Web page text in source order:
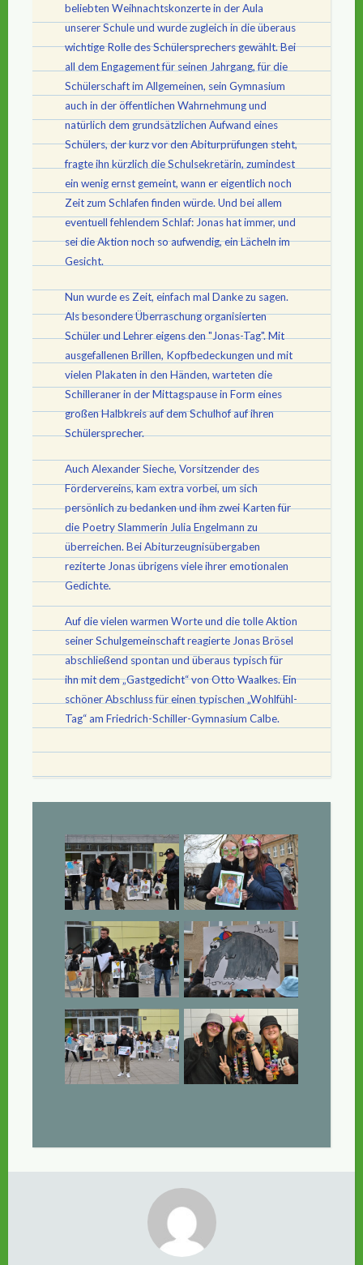
beliebten Weihnachtskonzerte in der Aula
unserer Schule und wurde zugleich in die überaus
wichtige Rolle des Schülersprechers gewählt. Bei
all dem Engagement für seinen Jahrgang, für die
Schülerschaft im Allgemeinen, sein Gymnasium
auch in der öffentlichen Wahrnehmung und
natürlich dem grundsätzlichen Aufwand eines
Schülers, der kurz vor den Abiturprüfungen steht,
fragte ihn kürzlich die Schulsekretärin, zumindest
ein wenig ernst gemeint, wann er eigentlich noch
Zeit zum Schlafen finden würde. Und bei allem
eventuell fehlendem Schlaf: Jonas hat immer, und
sei die Aktion noch so aufwendig, ein Lächeln im
Gesicht.
Nun wurde es Zeit, einfach mal Danke zu sagen.
Als besondere Überraschung organisierten
Schüler und Lehrer eigens den "Jonas-Tag". Mit
ausgefallenen Brillen, Kopfbedeckungen und mit
vielen Plakaten in den Händen, warteten die
Schilleraner in der Mittagspause in Form eines
großen Halbkreis auf dem Schulhof auf ihren
Schülersprecher.
Auch Alexander Sieche, Vorsitzender des
Fördervereins, kam extra vorbei, um sich
persönlich zu bedanken und ihm zwei Karten für
die Poetry Slammerin Julia Engelmann zu
überreichen. Bei Abiturzeugnisübergaben
reziterte Jonas übrigens viele ihrer emotionalen
Gedichte.
Auf die vielen warmen Worte und die tolle Aktion
seiner Schulgemeinschaft reagierte Jonas Brösel
abschließend spontan und überaus typisch für
ihn mit dem „Gastgedicht“ von Otto Waalkes. Ein
schöner Abschluss für einen typischen „Wohlfühl-
Tag“ am Friedrich-Schiller-Gymnasium Calbe.